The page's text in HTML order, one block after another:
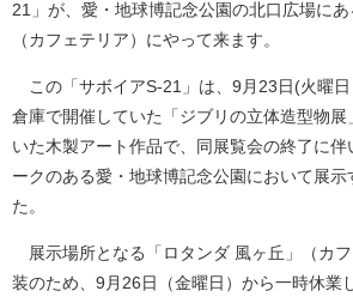
21」が、愛・地球博記念公園の北口広場にあ
（カフェテリア）にやって来ます。
この「サボイアS-21」は、9月23日(火曜日
倉庫で開催していた「ジブリの立体造型物
いた木製アート作品で、同展覧会の終了に
ークのある愛・地球博記念公園において展示
た。
展示場所となる「ロタンダ 風ヶ丘」（カ
装のため、9月26日（金曜日）から一時休業